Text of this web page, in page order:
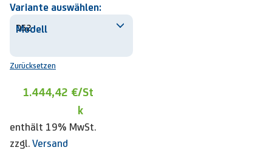
Variante auswählen:
Modell
Zurücksetzen
1.444,42 €/St
k
enthält 19% MwSt.
zzgl. Versand